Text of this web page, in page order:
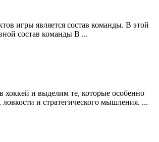
игры является состав команды. В этой
состав команды В ...
хоккей и выделим те, которые особенно
и стратегического мышления. ...